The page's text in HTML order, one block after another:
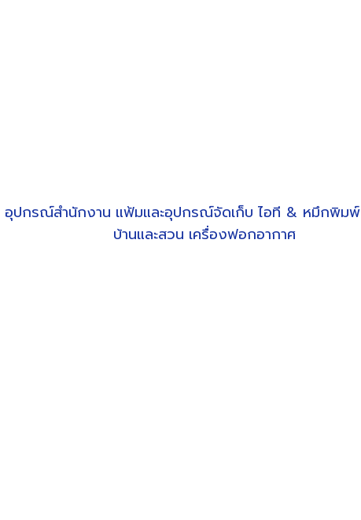
อุปกรณ์สำนักงาน แฟ้มและอุปกรณ์จัดเก็บ ไอที & หมึกพิมพ์
บ้านและสวน เครื่องฟอกอากาศ